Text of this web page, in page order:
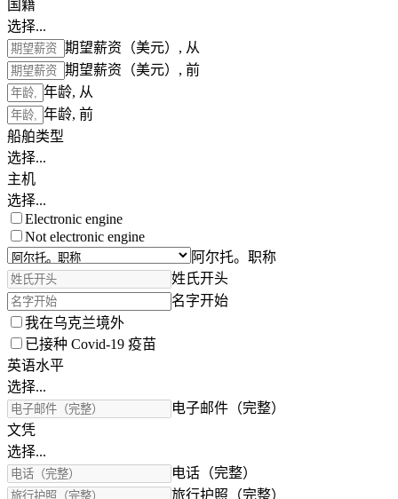
国籍
选择...
期望薪资（美元）, 从
期望薪资（美元）, 前
年龄, 从
年龄, 前
船舶类型
选择...
主机
选择...
Electronic engine
Not electronic engine
阿尔托。职称
姓氏开头
名字开始
我在乌克兰境外
已接种 Covid-19 疫苗
英语水平
选择...
电子邮件（完整）
文凭
选择...
电话（完整）
旅行护照（完整）